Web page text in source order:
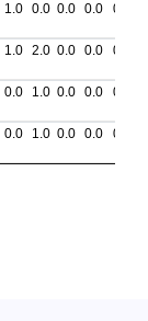
1.0 0.0 0.0 0.0 0.0
1.0 2.0 0.0 0.0 0.0
0.0 1.0 0.0 0.0 0.0
0.0 1.0 0.0 0.0 0.0